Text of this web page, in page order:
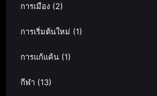
การเมือง (2)
การเริ่มต้นใหม่ (1)
การแก้แค้น (1)
กีฬา (13)